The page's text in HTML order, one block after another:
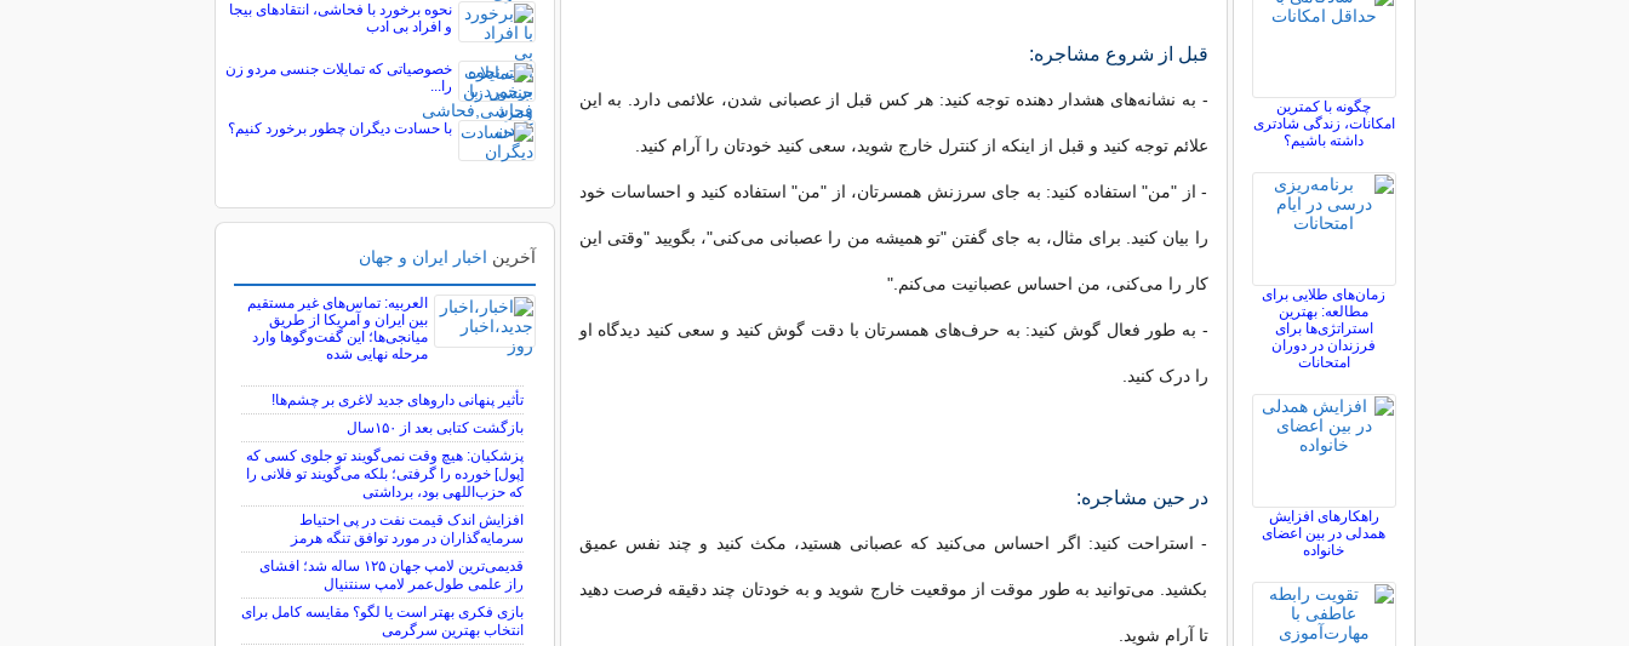
قبل از شروع مشاجره:
- به نشانه‌های هشدار دهنده توجه کنید: هر کس قبل از عصبانی شدن، علائمی دارد. به این
علائم توجه کنید و قبل از اینکه از کنترل خارج شوید، سعی کنید خودتان را آرام کنید.
- از "من" استفاده کنید: به جای سرزنش همسرتان، از "من" استفاده کنید و احساسات خود
را بیان کنید. برای مثال، به جای گفتن "تو همیشه من را عصبانی می‌کنی"، بگویید "وقتی این
کار را می‌کنی، من احساس عصبانیت می‌کنم."
- به طور فعال گوش کنید: به حرف‌های همسرتان با دقت گوش کنید و سعی کنید دیدگاه او
را درک کنید.
در حین مشاجره:
- استراحت کنید: اگر احساس می‌کنید که عصبانی هستید، مکث کنید و چند نفس عمیق
بکشید. می‌توانید به طور موقت از موقعیت خارج شوید و به خودتان چند دقیقه فرصت دهید
تا آرام شوید.
چگونه با کمترین
امکانات، زندگی شادتری
داشته باشیم؟
زمان‌های طلایی برای
مطالعه: بهترین
استراتژی‌ها برای
فرزندان در دوران
امتحانات
راهکارهای افزایش
همدلی در بین اعضای
خانواده
نحوه برخورد با فحاشی، انتقادهای بیجا
و افراد بی ادب
خصوصیاتی که تمایلات جنسی مردو زن
را...
با حسادت دیگران چطور برخورد کنیم؟
آخرین اخبار ایران و جهان
العربیه: تماس‌های غیر مستقیم
بین ایران و آمریکا از طریق
میانجی‌ها؛ این گفت‌و‌گو‌ها وارد
مرحله نهایی شده
تأثیر پنهانی داروهای جدید لاغری بر چشم‌ها!
بازگشت کتابی بعد از ۱۵۰سال
پزشکیان: هیچ وقت نمی‌گویند تو جلوی کسی که
[پول] خورده را گرفتی؛ بلکه می‌گویند تو فلانی را
که حزب‌اللهی بود، برداشتی
افزایش اندک قیمت نفت در پی احتیاط
سرمایه‌گذاران در مورد توافق تنگه هرمز
قدیمی‌ترین لامپ جهان ۱۲۵ ساله شد؛ افشای
راز علمی طول‌عمر لامپ سنتنیال
بازی فکری بهتر است یا لگو؟ مقایسه کامل برای
انتخاب بهترین سرگرمی